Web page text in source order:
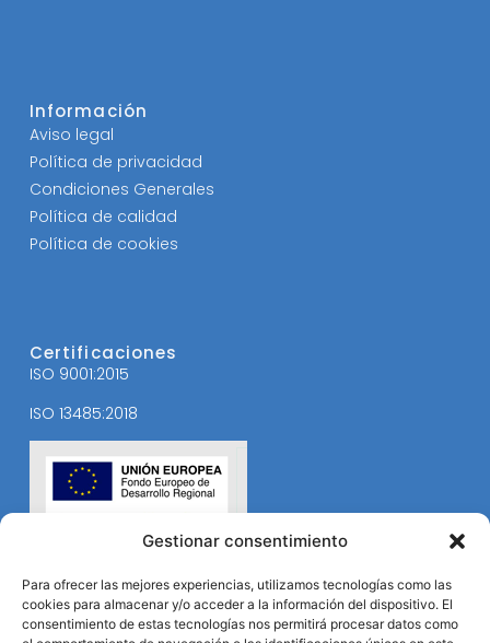
Gestionar consentimiento
Para ofrecer las mejores experiencias, utilizamos tecnologías como las
cookies para almacenar y/o acceder a la información del dispositivo. El
consentimiento de estas tecnologías nos permitirá procesar datos como
Información
Aviso legal
Política de privacidad
Condiciones Generales
Política de calidad
Política de cookies
Certificaciones
ISO 9001:2015
ISO 13485:2018